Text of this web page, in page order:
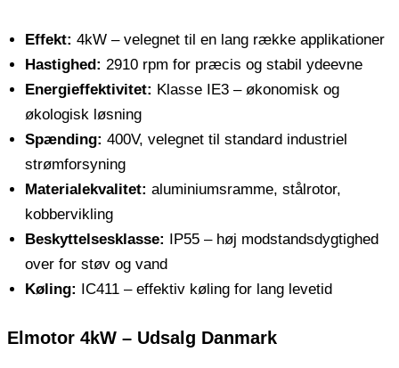
Effekt: 4kW – velegnet til en lang række applikationer
Hastighed: 2910 rpm for præcis og stabil ydeevne
Energieffektivitet: Klasse IE3 – økonomisk og
økologisk løsning
Spænding: 400V, velegnet til standard industriel
strømforsyning
Materialekvalitet: aluminiumsramme, stålrotor,
kobbervikling
Beskyttelsesklasse:
IP55 – høj modstandsdygtighed
over for støv og vand
Køling:
IC411 – effektiv køling for lang levetid
Elmotor 4kW – Udsalg Danmark